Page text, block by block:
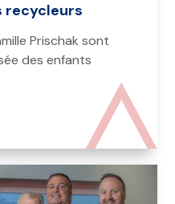
recycleurs
Prischak sont
des enfants